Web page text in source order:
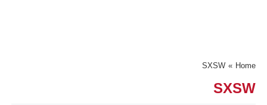
Home
»
SXSW
SXSW